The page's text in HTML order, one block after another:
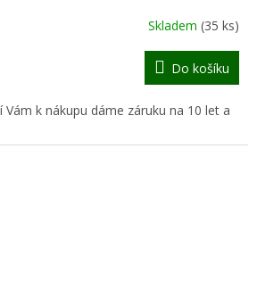
R
M
A
Skladem (35 ks)
Do košíku
Vám k nákupu dáme záruku na 10 let a